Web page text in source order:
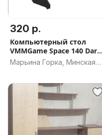
320 р.
Компьютерный стол
VMMGame Space 140 Dark
Black
Марьина Горка, Минская